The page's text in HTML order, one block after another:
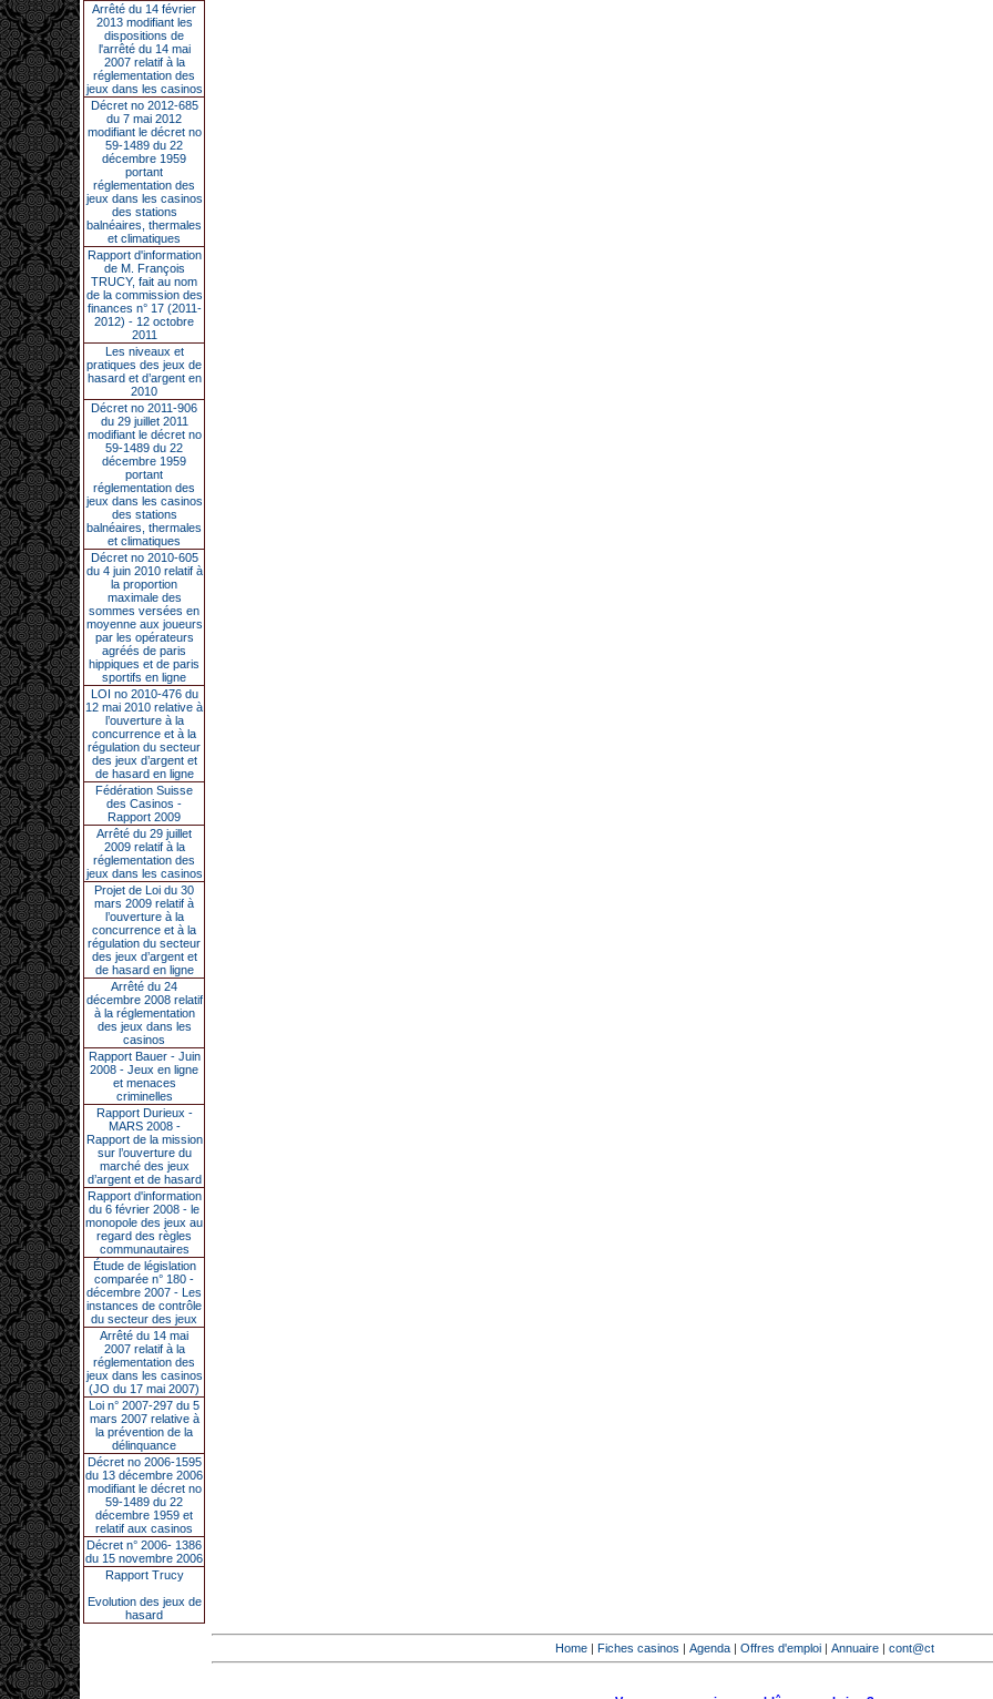
Arrêté du 14 février
2013 modifiant les
dispositions de
l'arrêté du 14 mai
2007 relatif à la
réglementation des
jeux dans les casinos
Décret no 2012-685
du 7 mai 2012
modifiant le décret no
59-1489 du 22
décembre 1959
portant
réglementation des
jeux dans les casinos
des stations
balnéaires, thermales
et climatiques
Rapport d'information
de M. François
TRUCY, fait au nom
de la commission des
finances n° 17 (2011-
2012) - 12 octobre
2011
Les niveaux et
pratiques des jeux de
hasard et d’argent en
2010
Décret no 2011-906
du 29 juillet 2011
modifiant le décret no
59-1489 du 22
décembre 1959
portant
réglementation des
jeux dans les casinos
des stations
balnéaires, thermales
et climatiques
Décret no 2010-605
du 4 juin 2010 relatif à
la proportion
maximale des
sommes versées en
moyenne aux joueurs
par les opérateurs
agréés de paris
hippiques et de paris
sportifs en ligne
LOI no 2010-476 du
12 mai 2010 relative à
l’ouverture à la
concurrence et à la
régulation du secteur
des jeux d’argent et
de hasard en ligne
Fédération Suisse
des Casinos -
Rapport 2009
Arrêté du 29 juillet
2009 relatif à la
réglementation des
jeux dans les casinos
Projet de Loi du 30
mars 2009 relatif à
l’ouverture à la
concurrence et à la
régulation du secteur
des jeux d’argent et
de hasard en ligne
Arrêté du 24
décembre 2008 relatif
à la réglementation
des jeux dans les
casinos
Rapport Bauer - Juin
2008 - Jeux en ligne
et menaces
criminelles
Rapport Durieux -
MARS 2008 -
Rapport de la mission
sur l’ouverture du
marché des jeux
d’argent et de hasard
Rapport d'information
du 6 février 2008 - le
monopole des jeux au
regard des règles
communautaires
Étude de législation
comparée n° 180 -
décembre 2007 - Les
instances de contrôle
du secteur des jeux
Arrêté du 14 mai
2007 relatif à la
réglementation des
jeux dans les casinos
(JO du 17 mai 2007)
Loi n° 2007-297 du 5
mars 2007 relative à
la prévention de la
délinquance
Décret no 2006-1595
du 13 décembre 2006
modifiant le décret no
59-1489 du 22
décembre 1959 et
relatif aux casinos
Décret n° 2006- 1386
du 15 novembre 2006
Rapport Trucy
Evolution des jeux de
hasard
Home | Fiches casinos | Agenda | Offres d'emploi | Annuaire | cont@ct